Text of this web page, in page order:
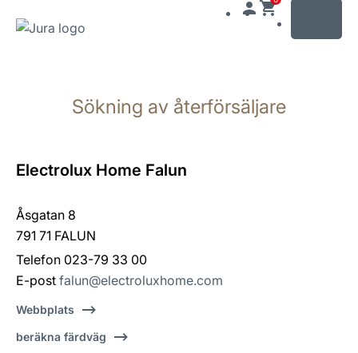
sökning
Sökning av återförsäljare
Electrolux Home Falun
Åsgatan 8
791 71 FALUN
Telefon 023-79 33 00
E-post falun@electroluxhome.com
Webbplats
beräkna färdväg